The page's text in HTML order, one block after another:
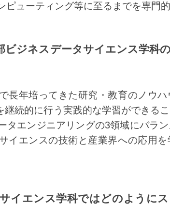
ピューティング等に至るまでを専門的
ビジネスデータサイエンス学科
長年培ってきた研究・教育のノウ
継続的に行う実践的な学習ができる
タエンジニアリングの3領域にバラ
イエンスの技術と産業界への応用
イエンス学科ではどのように